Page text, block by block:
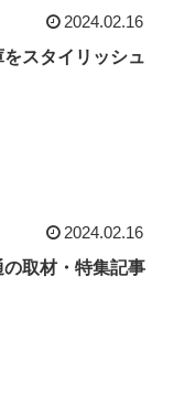
2024.02.16
スタイリッシュ
2024.02.16
の取材・特集記事